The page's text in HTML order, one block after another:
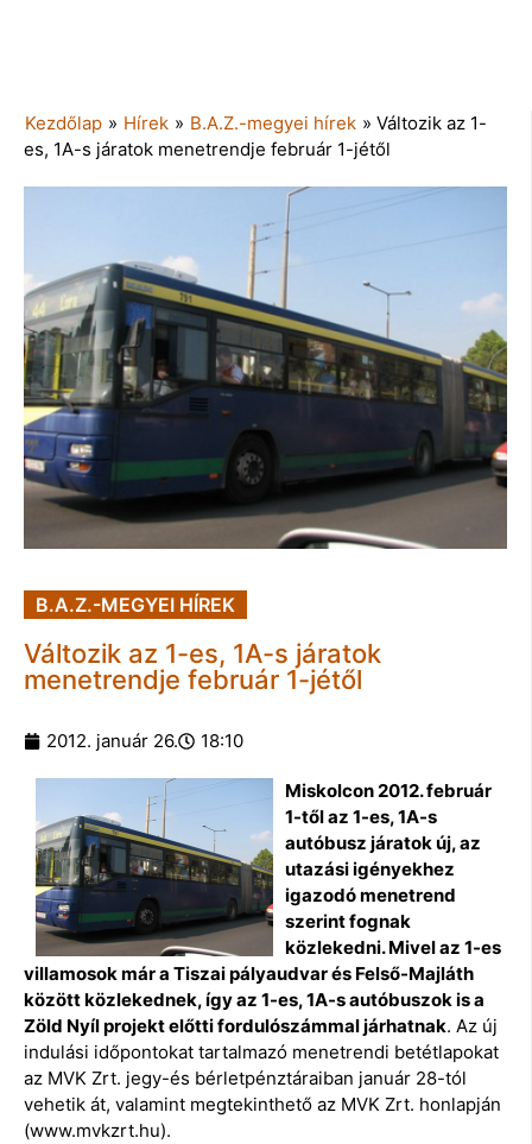
Kezdőlap » Hírek » B.A.Z.-megyei hírek » Változik az 1-
es, 1A-s járatok menetrendje február 1-jétől
B.A.Z.-MEGYEI HÍREK
Változik az 1-es, 1A-s járatok
menetrendje február 1-jétől
2012. január 26. 18:10
Miskolcon 2012. február
1-től az 1-es, 1A-s
autóbusz járatok új, az
utazási igényekhez
igazodó menetrend
szerint fognak
közlekedni. Mivel az 1-es
villamosok már a Tiszai pályaudvar és Felső-Majláth
között közlekednek, így az 1-es, 1A-s autóbuszok is a
Zöld Nyíl projekt előtti fordulószámmal járhatnak. Az új
indulási időpontokat tartalmazó menetrendi betétlapokat
az MVK Zrt. jegy-és bérletpénztáraiban január 28-tól
vehetik át, valamint megtekinthető az MVK Zrt. honlapján
(www.mvkzrt.hu).